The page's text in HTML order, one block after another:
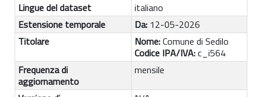
Lingue del dataset
italiano
Estensione temporale
Da: 12-05-2026
Titolare
Nome:Comune di Sedilo
Codice IPA/IVA:c_i564
Frequenza di
aggiornamento
mensile